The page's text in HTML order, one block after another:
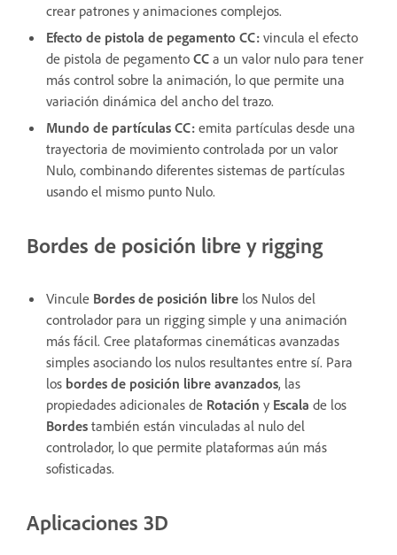
crear patrones y animaciones complejos.
Efecto de pistola de pegamento CC: vincula el efecto
de pistola de pegamento CC a un valor nulo para tener
más control sobre la animación, lo que permite una
variación dinámica del ancho del trazo.
Mundo de partículas CC: emita partículas desde una
trayectoria de movimiento controlada por un valor
Nulo, combinando diferentes sistemas de partículas
usando el mismo punto Nulo.
Bordes de posición libre y rigging
Vincule Bordes de posición libre los Nulos del
controlador para un rigging simple y una animación
más fácil. Cree plataformas cinemáticas avanzadas
simples asociando los nulos resultantes entre sí. Para
los bordes de posición libre avanzados, las
propiedades adicionales de Rotación y Escala de los
Bordes también están vinculadas al nulo del
controlador, lo que permite plataformas aún más
sofisticadas.
Aplicaciones 3D